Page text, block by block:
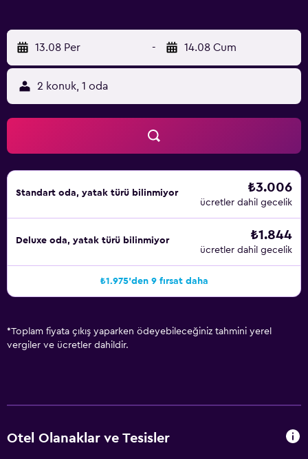
Steakhoue, Kasım 22'de yeniden açılacaktır. Otel, kaliteli
yemekler ve mum ışığında romantik bir akşam yemeği
sunmaktadır. Ayrıca evlilik, doğum günü veya diğer
etkinlikler için yerimizi ayırtabilirsiniz. Gündüzleri otelin
büyük güneşlenme terasında veya doğrudan plajda vakit
geçirebilirsiniz. Burada ücretsiz şezlong ve şemsiyeler
bulunmaktadır. Ayrıca sizin için her türlü turu organize
ediyoruz. Personelin güler yüzlülüğü, yiyecek ve
içeceklerin kalitesi ile tanınırız. Ama muhteşem
kahvaltımızla ünlüyüz. Oda servisi mevcuttur. Tatil zamanını
bizimle geçirirsen asla pişman olmazsın. Sizi yakında
görmek için sabırsızlanıyoruz.
13.08 Per - 14.08 Cum
2 konuk, 1 oda
Standart oda, yatak türü bilinmiyor ₺3.006
ücretler dahil gecelik
Deluxe oda, yatak türü bilinmiyor ₺1.844
ücretler dahil gecelik
₺1.975'den 9 fırsat daha
*Toplam fiyata çıkış yaparken ödeyebileceğiniz tahmini yerel
vergiler ve ücretler dahildir.
Otel Olanaklar ve Tesisler